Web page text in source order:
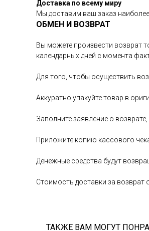
Доставка по всему миру
Мы доставим ваш заказ
ОБМЕН И ВОЗВРАТ
Вы можете произвести возврат
календарных дней с момента
Для того, чтобы осуществить
Аккуратно упакуйте товар в
Заполните заявление о
Приложите копию кассового
Денежные средства будут
Стоимость доставки за
ТАКЖЕ ВАМ МОГУТ